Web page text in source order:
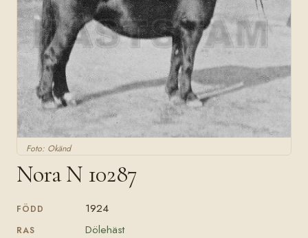
Foto: Okänd
Nora N 10287
FÖDD 1924
RAS Dölehäst